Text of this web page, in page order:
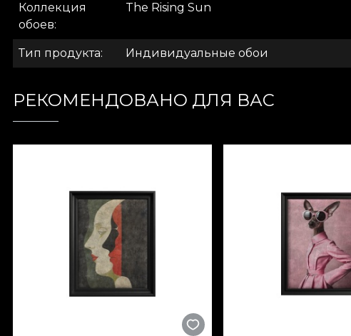
Грация, утончённость, элегантность и разнообразие.
атмосферу XVIII века.
тканей и шелков, выражаются через нежные цветы с
художников Francois Boucher (The Chinese Garden) и
вашему дому праздничный и величественный вид.
идеализированный образ мира.
*Из любви и уважения к природе все наши обои
**House of VLAdiLA рекомендует использовать
процесс обновления интерьера, соответствующий
Коллекция
обоев
The Rising Sun
Тип продукта Индивидуальные обои
РЕКОМЕНДОВАНО ДЛЯ ВАС